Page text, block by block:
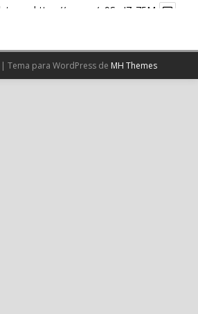
en: https://wp.me/p9SwIZ-75M
Cargar más
Tema para WordPress de MH Themes